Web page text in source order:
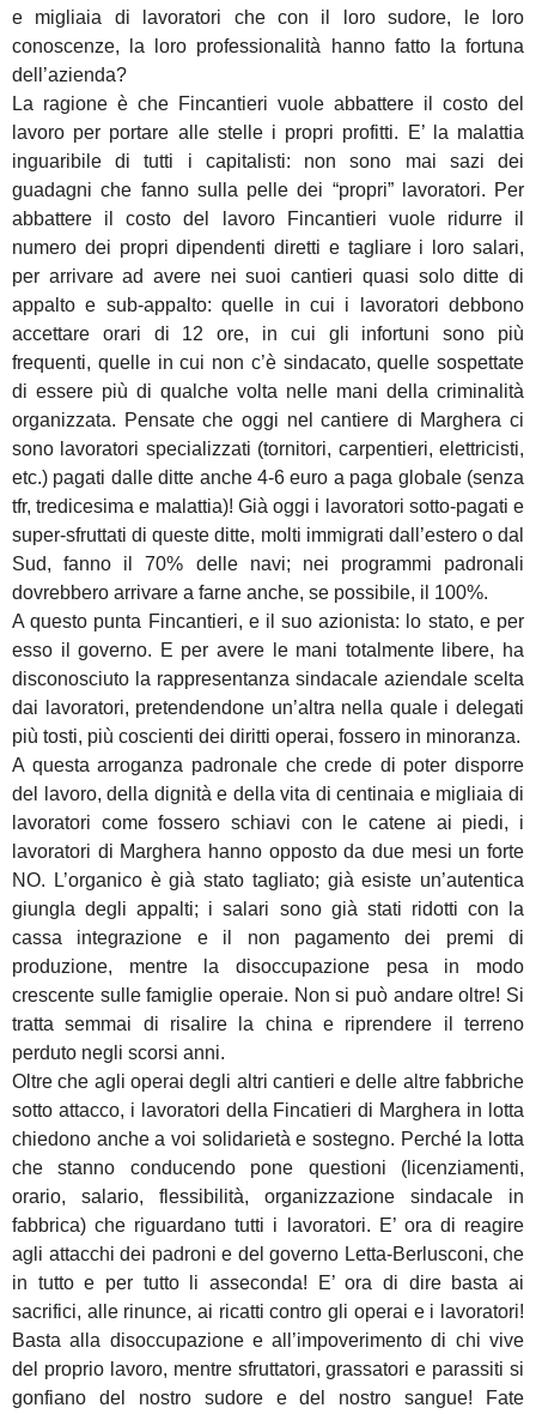
e migliaia di lavoratori che con il loro sudore, le loro
conoscenze, la loro professionalità hanno fatto la fortuna
dell’azienda?
La ragione è che Fincantieri vuole abbattere il costo del
lavoro per portare alle stelle i propri profitti. E’ la malattia
inguaribile di tutti i capitalisti: non sono mai sazi dei
guadagni che fanno sulla pelle dei “propri” lavoratori. Per
abbattere il costo del lavoro Fincantieri vuole ridurre il
numero dei propri dipendenti diretti e tagliare i loro salari,
per arrivare ad avere nei suoi cantieri quasi solo ditte di
appalto e sub-appalto: quelle in cui i lavoratori debbono
accettare orari di 12 ore, in cui gli infortuni sono più
frequenti, quelle in cui non c’è sindacato, quelle sospettate
di essere più di qualche volta nelle mani della criminalità
organizzata. Pensate che oggi nel cantiere di Marghera ci
sono lavoratori specializzati (tornitori, carpentieri, elettricisti,
etc.) pagati dalle ditte anche 4-6 euro a paga globale (senza
tfr, tredicesima e malattia)! Già oggi i lavoratori sotto-pagati e
super-sfruttati di queste ditte, molti immigrati dall’estero o dal
Sud, fanno il 70% delle navi; nei programmi padronali
dovrebbero arrivare a farne anche, se possibile, il 100%.
A questo punta Fincantieri, e il suo azionista: lo stato, e per
esso il governo. E per avere le mani totalmente libere, ha
disconosciuto la rappresentanza sindacale aziendale scelta
dai lavoratori, pretendendone un’altra nella quale i delegati
più tosti, più coscienti dei diritti operai, fossero in minoranza.
A questa arroganza padronale che crede di poter disporre
del lavoro, della dignità e della vita di centinaia e migliaia di
lavoratori come fossero schiavi con le catene ai piedi, i
lavoratori di Marghera hanno opposto da due mesi un forte
NO. L’organico è già stato tagliato; già esiste un’autentica
giungla degli appalti; i salari sono già stati ridotti con la
cassa integrazione e il non pagamento dei premi di
produzione, mentre la disoccupazione pesa in modo
crescente sulle famiglie operaie. Non si può andare oltre! Si
tratta semmai di risalire la china e riprendere il terreno
perduto negli scorsi anni.
Oltre che agli operai degli altri cantieri e delle altre fabbriche
sotto attacco, i lavoratori della Fincatieri di Marghera in lotta
chiedono anche a voi solidarietà e sostegno. Perché la lotta
che stanno conducendo pone questioni (licenziamenti,
orario, salario, flessibilità, organizzazione sindacale in
fabbrica) che riguardano tutti i lavoratori. E’ ora di reagire
agli attacchi dei padroni e del governo Letta-Berlusconi, che
in tutto e per tutto li asseconda! E’ ora di dire basta ai
sacrifici, alle rinunce, ai ricatti contro gli operai e i lavoratori!
Basta alla disoccupazione e all’impoverimento di chi vive
del proprio lavoro, mentre sfruttatori, grassatori e parassiti si
gonfiano del nostro sudore e del nostro sangue! Fate